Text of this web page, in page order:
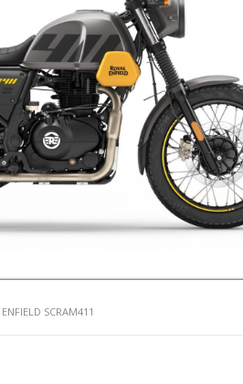
SCRAM411